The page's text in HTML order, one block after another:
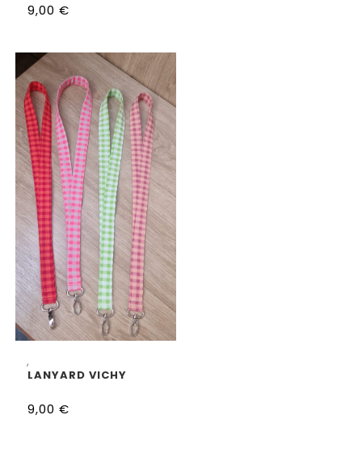
9,00 €
,
LANYARD VICHY
9,00 €